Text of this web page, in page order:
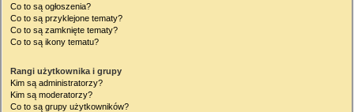
Co to są ogłoszenia?
Co to są przyklejone tematy?
Co to są zamknięte tematy?
Co to są ikony tematu?
Rangi użytkownika i grupy
Kim są administratorzy?
Kim są moderatorzy?
Co to są grupy użytkowników?